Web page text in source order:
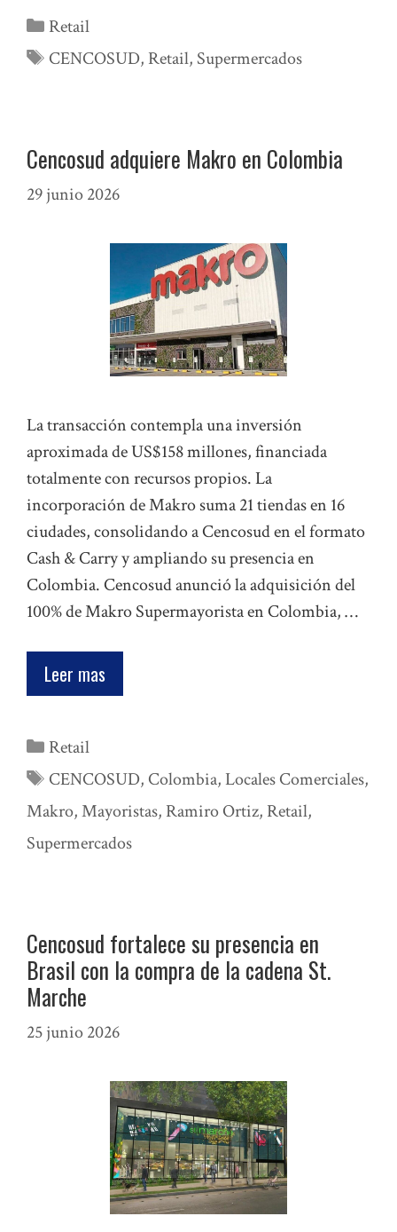
Categorías
Retail
Etiquetas
CENCOSUD, Retail, Supermercados
Cencosud adquiere Makro en Colombia
29 junio 2026
La transacción contempla una inversión
aproximada de US$158 millones, financiada
totalmente con recursos propios. La
incorporación de Makro suma 21 tiendas en 16
ciudades, consolidando a Cencosud en el formato
Cash & Carry y ampliando su presencia en
Colombia. Cencosud anunció la adquisición del
100% de Makro Supermayorista en Colombia, …
Leer mas
Categorías
Retail
Etiquetas
CENCOSUD, Colombia,Locales Comerciales,
Makro,Mayoristas, Ramiro Ortiz, Retail,
Supermercados
Cencosud fortalece su presencia en
Brasil con la compra de la cadena St.
Marche
25 junio 2026